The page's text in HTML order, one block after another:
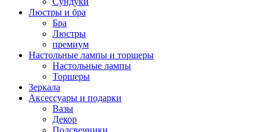
Люстры и бра
Бра
Люстры
премиум
Настольные лампы и торшеры
Настольные лампы
Торшеры
Зеркала
Аксессуары и подарки
Вазы
Декор
Подсвечники